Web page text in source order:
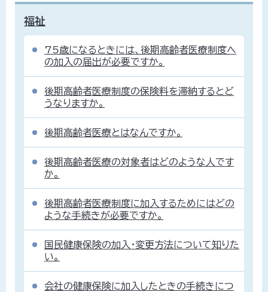
福祉
75歳になるときには、後期高齢者医療制度へ
の加入の届出が必要ですか。
後期高齢者医療制度の保険料を滞納するとど
うなりますか。
後期高齢者医療とはなんですか。
後期高齢者医療の対象者はどのような人です
か。
後期高齢者医療制度に加入するためにはどの
ような手続きが必要ですか。
国民健康保険の加入・変更方法について知りた
い。
会社の健康保険に加入したときの手続きにつ